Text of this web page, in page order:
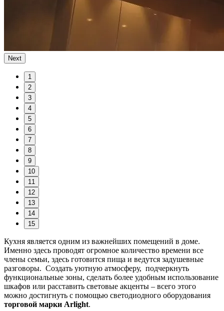
Next
1
2
3
4
5
6
7
8
9
10
11
12
13
14
15
Кухня является одним из важнейших помещений в доме.
Именно здесь проводят огромное количество времени все
члены семьи, здесь готовится пища и ведутся задушевные
разговоры. Создать уютную атмосферу, подчеркнуть
функциональные зоны, сделать более удобным использование
шкафов или расставить световые акценты – всего этого
можно достигнуть с помощью светодиодного оборудования
торговой марки Arlight.